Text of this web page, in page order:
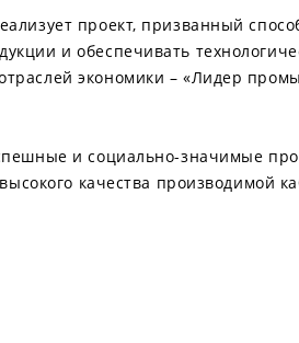
проект, призванный
и обеспечивать
экономики – «Лидер
и социально-значимые
качества производимой